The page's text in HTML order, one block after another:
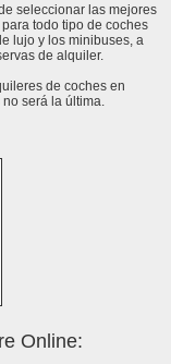
seleccionar las mejores
todo tipo de coches
lujo y los minibuses, a
de alquiler.
de coches en
será la última.
Online: